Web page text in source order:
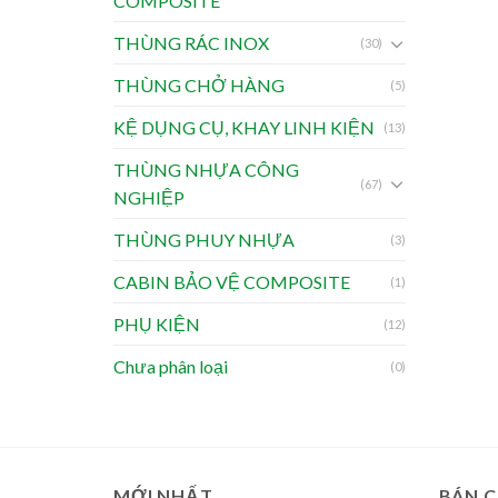
THÙNG RÁC INOX (30)
THÙNG CHỞ HÀNG (5)
KỆ DỤNG CỤ, KHAY LINH KIỆN (13)
THÙNG NHỰA CÔNG
NGHIỆP
(67)
THÙNG PHUY NHỰA (3)
CABIN BẢO VỆ COMPOSITE (1)
PHỤ KIỆN (12)
Chưa phân loại (0)